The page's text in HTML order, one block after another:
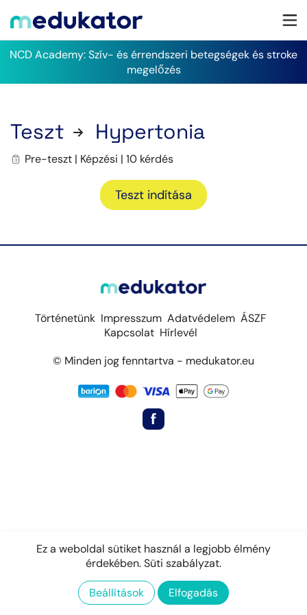
NCD Academy: Szív- és érrendszeri betegségek és stroke
megelőzés
Teszt Hypertonia
Pre-teszt | Képzési | 10 kérdés
Teszt indítása
Történetünk Impresszum Adatvédelem ÁSZF
Kapcsolat Hírlevél
© Minden jog fenntartva - medukator.eu
Ez a weboldal sütiket használ a legjobb élmény
érdekében.Süti szabályzat.
Beállítások Elfogadás